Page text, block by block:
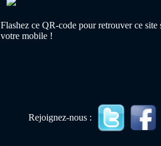
Flashez ce QR-code pour retrouver ce site
votre mobile !
Rejoignez-nous :